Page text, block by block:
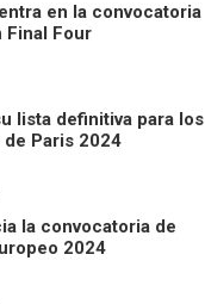
en la convocatoria
Final Four
lista definitiva para los
Paris 2024
la convocatoria de
2024